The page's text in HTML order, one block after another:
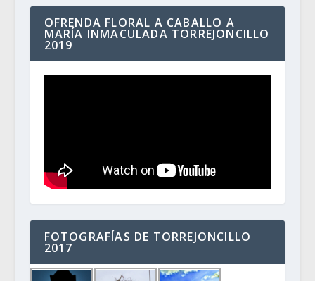
OFRENDA FLORAL A CABALLO A
MARÍA INMACULADA TORREJONCILLO
2019
FOTOGRAFÍAS DE TORREJONCILLO
2017